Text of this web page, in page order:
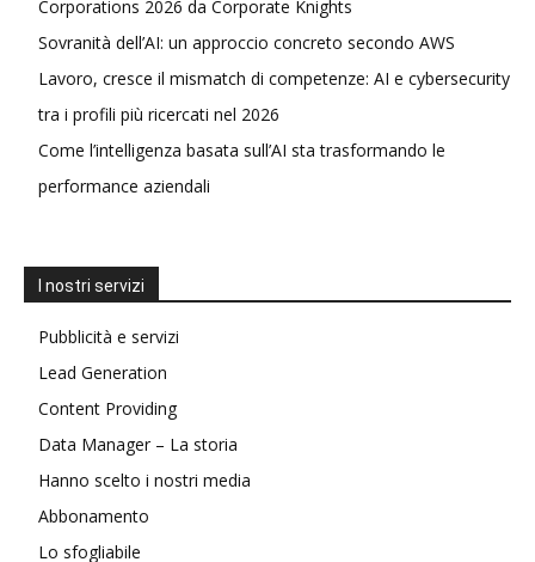
Corporations 2026 da Corporate Knights
Sovranità dell’AI: un approccio concreto secondo AWS
Lavoro, cresce il mismatch di competenze: AI e cybersecurity
tra i profili più ricercati nel 2026
Come l’intelligenza basata sull’AI sta trasformando le
performance aziendali
I nostri servizi
Pubblicità e servizi
Lead Generation
Content Providing
Data Manager – La storia
Hanno scelto i nostri media
Abbonamento
Lo sfogliabile